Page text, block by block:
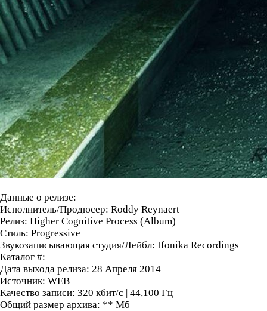
Данные о релизе:
Исполнитель/Продюсер: Roddy Reynaert
Релиз: Higher Cognitive Process (Album)
Стиль: Progressive
Звукозаписывающая студия/Лейбл: Ifonika Recordings
Каталог #:
Дата выхода релиза: 28 Апреля 2014
Источник: WEB
Качество записи: 320 кбит/c | 44,100 Гц
Общий размер архива: ** Мб